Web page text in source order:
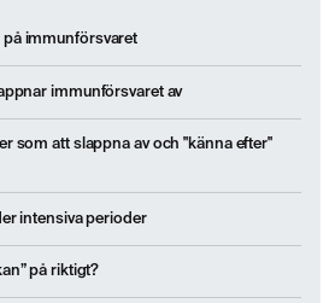
på immunförsvaret
immunförsvaret av
som att slappna av och "känna efter"
intensiva perioder
på riktigt?